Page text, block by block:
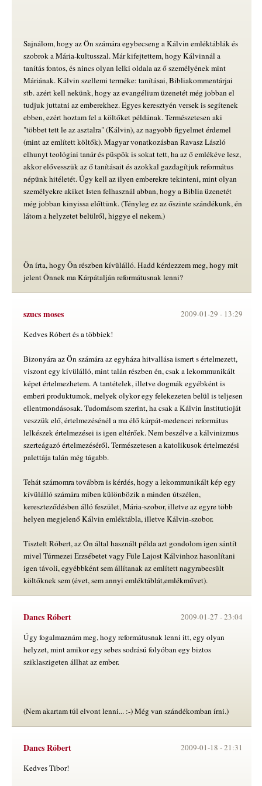
Sajnálom, hogy az Ön számára egybecseng a Kálvin emléktáblák és
szobrok a Mária-kultusszal. Már kifejtettem, hogy Kálvinnál a
tanítás fontos, és nincs olyan lelki oldala az ő személyének mint
Máriának. Kálvin szellemi terméke: tanításai, Bibliakommentárjai
stb. azért kell nekünk, hogy az evangélium üzenetét még jobban el
tudjuk juttatni az emberekhez. Egyes keresztyén versek is segítenek
ebben, ezért hoztam fel a költőket példának. Természetesen aki
"többet tett le az asztalra" (Kálvin), az nagyobb figyelmet érdemel
(mint az említett költők). Magyar vonatkozásban Ravasz László
elhunyt teológiai tanár és püspök is sokat tett, ha az ő emlékéve lesz,
akkor elővesszük az ő tanításait és azokkal gazdagítjuk református
népünk hitéletét. Úgy kell az ilyen emberekre tekinteni, mint olyan
személyekre akiket Isten felhasznál abban, hogy a Biblia üzenetét
még jobban kinyissa előttünk. (Tényleg ez az őszinte szándékunk, én
látom a helyzetet belülről, higgye el nekem.)
Ön írta, hogy Ön részben kívülálló. Hadd kérdezzem meg, hogy mit
jelent Önnek ma Kárpátalján reformátusnak lenni?
szucs moses 2009-01-29 - 13:29
Kedves Róbert és a többiek!
Bizonyára az Ön számára az egyháza hitvallása ismert s értelmezett,
viszont egy kívülálló, mint talán részben én, csak a lekommunikált
képet értelmezhetem. A tantételek, illetve dogmák egyébként is
emberi produktumok, melyek olykor egy felekezeten belül is teljesen
ellentmondásosak. Tudomásom szerint, ha csak a Kálvin Institutioját
veszzük elő, értelmezésénél a ma élő kárpát-medencei református
lelkészek értelmezései is igen eltérőek. Nem beszélve a kálvinizmus
szerteágazó értelmezéséről. Természetesen a katolikusok értelmezési
palettája talán még tágabb.
Tehát számomra továbbra is kérdés, hogy a lekommunikált kép egy
kívülálló számára miben különbözik a minden útszélen,
kereszteződésben álló feszület, Mária-szobor, illetve az egyre több
helyen megjelenő Kálvin emléktábla, illetve Kálvin-szobor.
Tisztelt Róbert, az Ön által használt példa azt gondolom igen sántít
mivel Túrmezei Erzsébetet vagy Füle Lajost Kálvinhoz hasonlítani
igen távoli, egyébbként sem állítanak az említett nagyrabecsült
költőknek sem (évet, sem annyi emléktáblát,emlékművet).
Dancs Róbert 2009-01-27 -23:04
Úgy fogalmaznám meg, hogy reformátusnak lenni itt, egy olyan
helyzet, mint amikor egy sebes sodrású folyóban egy biztos
sziklaszigeten állhat az ember.
(Nem akartam túl elvont lenni... :-) Még van szándékomban írni.)
Dancs Róbert 2009-01-18 -21:31
Kedves Tibor!